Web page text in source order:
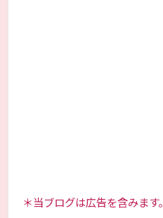
＊当ブログは広告を含みます。